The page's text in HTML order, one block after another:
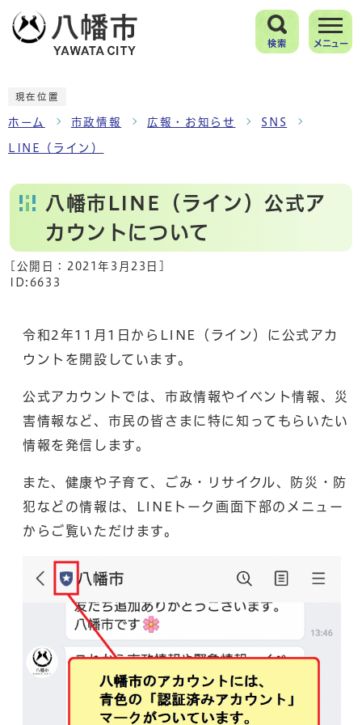
検索 メニュー
現在位置
ホーム 市政情報 広報・お知らせ SNS
LINE（ライン）
八幡市LINE（ライン）公式ア
カウントについて
[公開日： 2021年3月23日
ID:6633
令和2年11月1日からLINE（ライン）に公式アカ
ウントを開設しています。
公式アカウントでは、市政情報やイベント情報、災
害情報など、市民の皆さまに特に知ってもらいたい
情報を発信します。
また、健康や子育て、ごみ・リサイクル、防災・防
犯などの情報は、LINEトーク画面下部のメニュー
からご覧いただけます。